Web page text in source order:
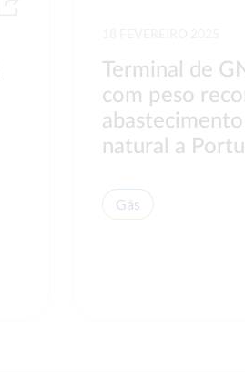
Terminal de
com peso
abastecimento
natural a
Gás